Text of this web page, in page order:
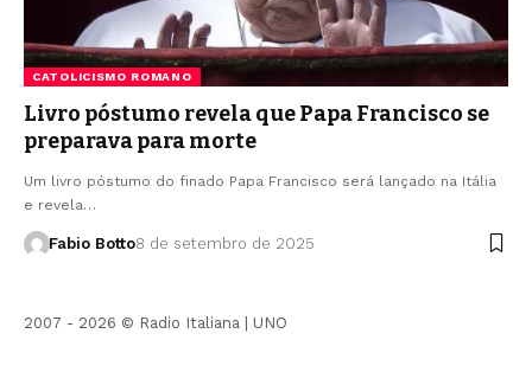
CATOLICISMO ROMANO
Livro póstumo revela que Papa Francisco se
preparava para morte
Um livro póstumo do finado Papa Francisco será lançado na Itália
e revela…
Fabio Botto8 de setembro de 2025
2007 - 2026 © Radio Italiana | UNO